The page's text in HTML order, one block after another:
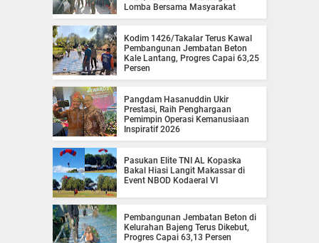
Lomba Bersama Masyarakat
Kodim 1426/Takalar Terus Kawal
Pembangunan Jembatan Beton
Kale Lantang, Progres Capai 63,25
Persen
Pangdam Hasanuddin Ukir
Prestasi, Raih Penghargaan
Pemimpin Operasi Kemanusiaan
Inspiratif 2026
Pasukan Elite TNI AL Kopaska
Bakal Hiasi Langit Makassar di
Event NBOD Kodaeral VI
Pembangunan Jembatan Beton di
Kelurahan Bajeng Terus Dikebut,
Progres Capai 63,13 Persen